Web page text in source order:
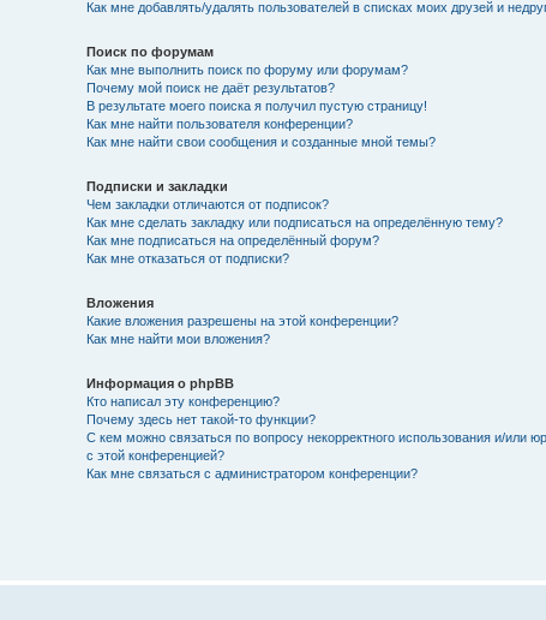
Как мне добавлять/удалять пользователей в списках моих друзей и
Поиск по форумам
Как мне выполнить поиск по форуму или форумам?
Почему мой поиск не даёт результатов?
В результате моего поиска я получил пустую страницу!
Как мне найти пользователя конференции?
Как мне найти свои сообщения и созданные мной темы?
Подписки и закладки
Чем закладки отличаются от подписок?
Как мне сделать закладку или подписаться на определённую тему?
Как мне подписаться на определённый форум?
Как мне отказаться от подписки?
Вложения
Какие вложения разрешены на этой конференции?
Как мне найти мои вложения?
Информация о phpBB
Кто написал эту конференцию?
Почему здесь нет такой-то функции?
С кем можно связаться по вопросу некорректного использования и/или
с этой конференцией?
Как мне связаться с администратором конференции?